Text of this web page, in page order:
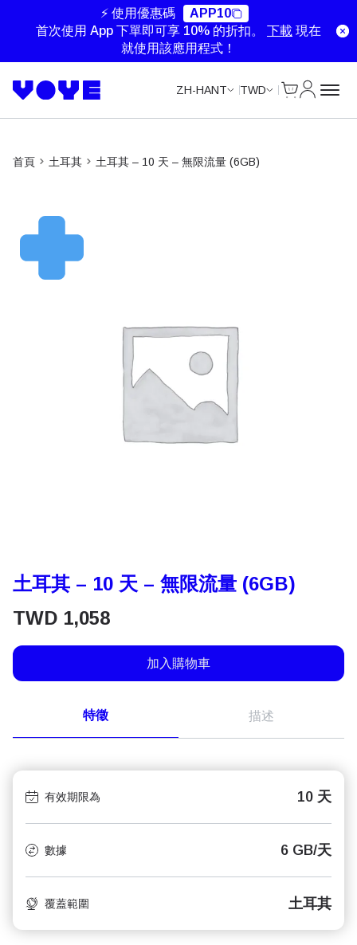
⚡ 使用優惠碼
APP10
首次使用 App 下單即可享 10% 的折扣。 下載 現在
就使用該應用程式！
ZH-HANT TWD
首頁 土耳其 土耳其 – 10 天 – 無限流量 (6GB)
土耳其 – 10 天 – 無限流量 (6GB)
TWD 1,058
加入購物車
特徵 描述
有效期限為 10 天
數據 6 GB/天
覆蓋範圍 土耳其